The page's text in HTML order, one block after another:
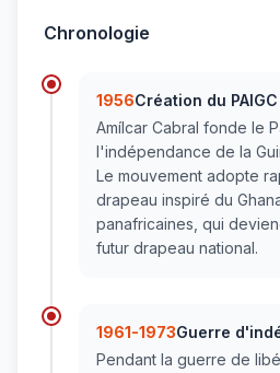
Chronologie
1956Création du PAIGC
Amílcar Cabral fonde le
l'indépendance de la
Le mouvement adopte
drapeau inspiré du
panafricaines, qui
futur drapeau national.
1961-1973Guerre
Pendant la guerre de